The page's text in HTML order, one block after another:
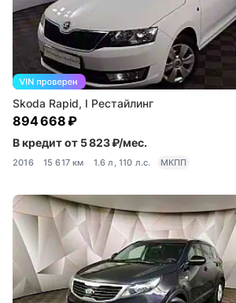
Skoda Rapid, I Рестайлинг
894 668 ₽
В кредит от 5 823 ₽/мес.
2016 15 617 км 1.6 л, 110 л.с. МКПП